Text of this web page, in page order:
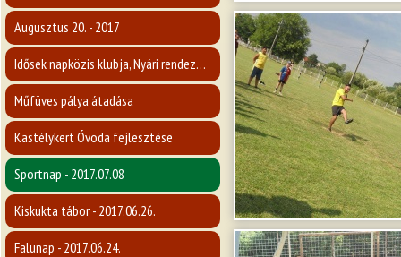
Augusztus 20. - 2017
Idősek napközis klubja, Nyári rendezvény 2017.
Műfüves pálya átadása
Kastélykert Óvoda fejlesztése
Sportnap - 2017.07.08
Kiskukta tábor - 2017.06.26.
Falunap - 2017.06.24.